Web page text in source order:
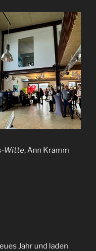
Witte, Ann Kramm
Jahr und laden